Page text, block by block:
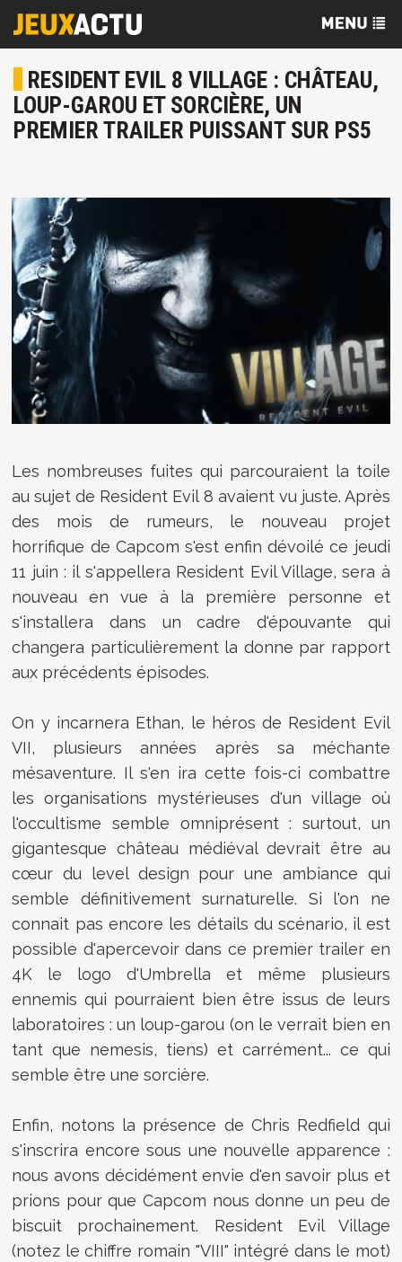
RESIDENT EVIL 8 VILLAGE : CHÂTEAU,
LOUP-GAROU ET SORCIÈRE, UN
PREMIER TRAILER PUISSANT SUR PS5
Les nombreuses fuites qui parcouraient la toile
au sujet de Resident Evil 8 avaient vu juste. Après
des mois de rumeurs, le nouveau projet
horrifique de Capcom s'est enfin dévoilé ce jeudi
11 juin : il s'appellera Resident Evil Village, sera à
nouveau en vue à la première personne et
s'installera dans un cadre d'épouvante qui
changera particulièrement la donne par rapport
aux précédents épisodes.
On y incarnera Ethan, le héros de Resident Evil
VII, plusieurs années après sa méchante
mésaventure. Il s'en ira cette fois-ci combattre
les organisations mystérieuses d'un village où
l'occultisme semble omniprésent : surtout, un
gigantesque château médiéval devrait être au
cœur du level design pour une ambiance qui
semble définitivement surnaturelle. Si l'on ne
connait pas encore les détails du scénario, il est
possible d'apercevoir dans ce premier trailer en
4K le logo d'Umbrella et même plusieurs
ennemis qui pourraient bien être issus de leurs
laboratoires : un loup-garou (on le verrait bien en
tant que nemesis, tiens) et carrément... ce qui
semble être une sorcière.
Enfin, notons la présence de Chris Redfield qui
s'inscrira encore sous une nouvelle apparence :
nous avons décidément envie d'en savoir plus et
prions pour que Capcom nous donne un peu de
biscuit prochainement. Resident Evil Village
(notez le chiffre romain "VIII" intégré dans le mot)